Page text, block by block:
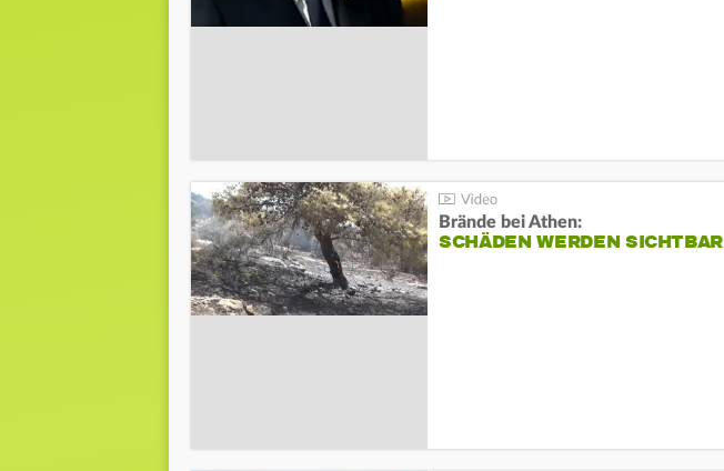
Brände bei Athen:
SCHÄDEN WERDEN SICHTBAR